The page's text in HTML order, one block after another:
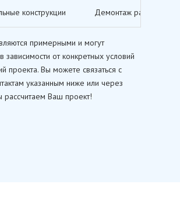
конструкции Демонтаж различных
примерными и могут
зависимости от конкретных условий
проекта. Вы можете связаться с
указанным ниже или через
Ваш проект!